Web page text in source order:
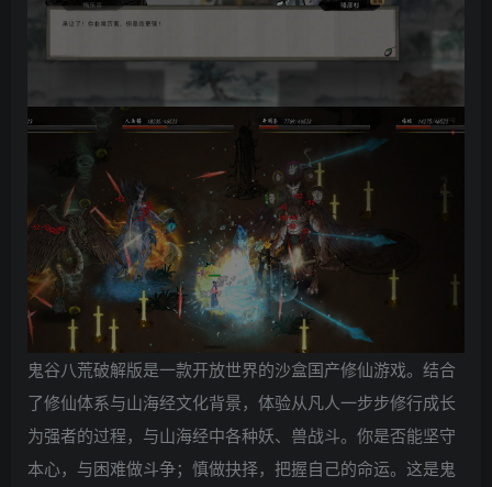
鬼谷八荒破解版是一款开放世界的沙盒国产修仙游戏。结合
了修仙体系与山海经文化背景，体验从凡人一步步修行成长
为强者的过程，与山海经中各种妖、兽战斗。你是否能坚守
本心，与困难做斗争；慎做抉择，把握自己的命运。这是鬼